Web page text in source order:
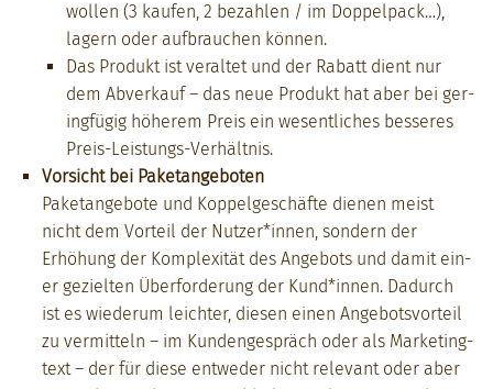
wollen (3 kaufen, 2 bezahlen / im Dop­pel­pack…),
lagern oder auf­brauchen kön­nen.
Das Pro­dukt ist ver­al­tet und der Rabatt dient nur
dem Abverkauf – das neue Pro­dukt hat aber bei ger­
ingfügig höherem Preis ein wesentlich­es besseres
Preis-Leis­tungs-Ver­hält­nis.
Vor­sicht bei Pake­tange­boten
Pake­tange­bote und Kop­pelgeschäfte dienen meist
nicht dem Vorteil der Nutzer*innen, son­dern der
Erhöhung der Kom­plex­ität des Ange­bots und damit ein­
er geziel­ten Über­forderung der Kund*innen. Dadurch
ist es wiederum leichter, diesen einen Ange­botsvorteil
zu ver­mit­teln – im Kun­denge­spräch oder als Mar­ket­ing­
text – der für diese entwed­er nicht rel­e­vant oder aber